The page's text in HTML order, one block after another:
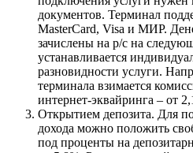
документов. Терминал
MasterCard, Visa и МИР.
зачислены на р/с на
устанавливается
разновидности услуги.
терминала взимается
интернет-эквайринга – от
Открытием депозита. Для
дохода можно положить
под проценты на